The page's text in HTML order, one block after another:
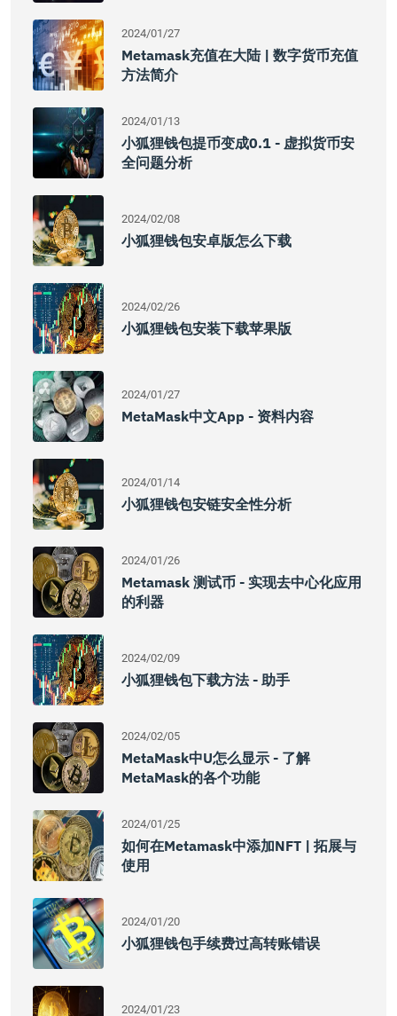
2024/01/27
Metamask充值在大陆 | 数字货币充值
方法简介
2024/01/13
小狐狸钱包提币变成0.1 - 虚拟货币安
全问题分析
2024/02/08
小狐狸钱包安卓版怎么下载
2024/02/26
小狐狸钱包安装下载苹果版
2024/01/27
MetaMask中文App - 资料内容
2024/01/14
小狐狸钱包安链安全性分析
2024/01/26
Metamask 测试币 - 实现去中心化应用
的利器
2024/02/09
小狐狸钱包下载方法 - 助手
2024/02/05
MetaMask中U怎么显示 - 了解
MetaMask的各个功能
2024/01/25
如何在Metamask中添加NFT | 拓展与
使用
2024/01/20
小狐狸钱包手续费过高转账错误
2024/01/23